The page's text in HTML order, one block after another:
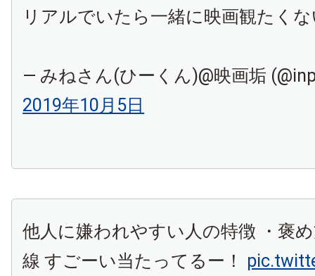
リアルでいたら一緒に映画観たく
— みねさん(ひーくん)@映画垢
2019年10月5日
他人に嫌われやすい人の特徴 ・褒
線 すごーい当たってるー！